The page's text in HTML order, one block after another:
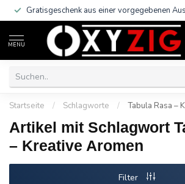
Gratisgeschenk aus einer vorgegebenen
MENU
Startseite / Schlagworte / Tabula Rasa –
Artikel mit Schlagwort
– Kreative Aromen
Filter